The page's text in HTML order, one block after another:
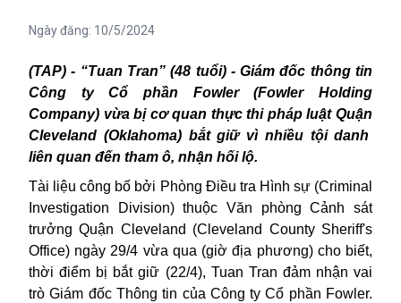
Ngày đăng: 10/5/2024
(TAP) - “Tuan Tran” (48 tuổi) - Giám đốc thông tin
Công ty Cổ phần Fowler (Fowler Holding
Company) vừa bị cơ quan thực thi pháp luật Quận
Cleveland (Oklahoma) bắt giữ vì nhiều tội danh
liên quan đến tham ô, nhận hối lộ.
Tài liệu công bố bởi Phòng Điều tra Hình sự (Criminal
Investigation Division) thuộc Văn phòng Cảnh sát
trưởng Quận Cleveland (Cleveland County Sheriff's
Office) ngày 29/4 vừa qua (giờ địa phương) cho biết,
thời điểm bị bắt giữ (22/4), Tuan Tran đảm nhận vai
trò Giám đốc Thông tin của Công ty Cổ phần Fowler.